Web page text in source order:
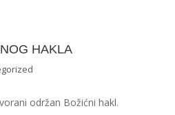
HAKLA
održan Božićni hakl.